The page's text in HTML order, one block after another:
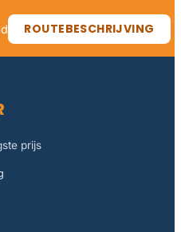
ROUTEBESCHRIJVING
prijs